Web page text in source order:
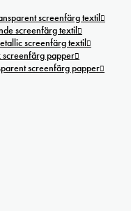
screenfärg textil
screenfärg textil
screenfärg textil
screenfärg papper
screenfärg papper